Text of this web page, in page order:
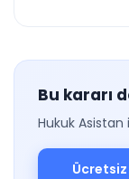
Bu kararı
Hukuk Asistan
Ücretsiz